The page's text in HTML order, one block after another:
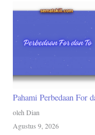
Pahami Perbedaan For
oleh Dian
Agustus 9, 2026